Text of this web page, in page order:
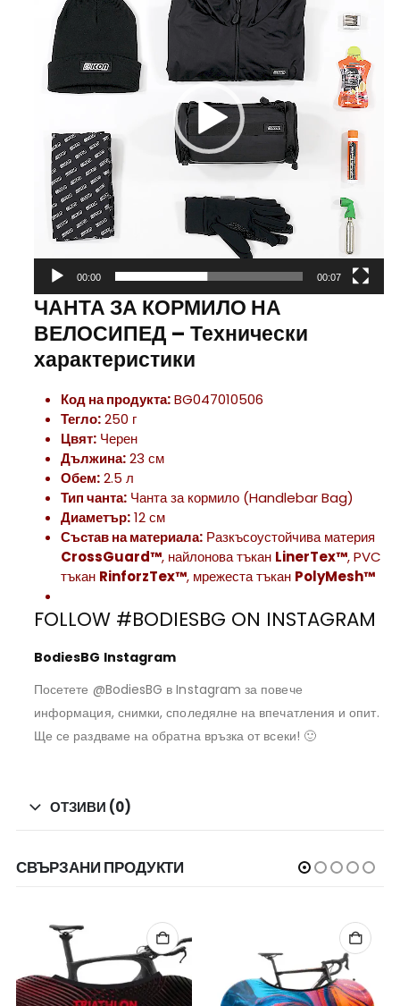
00:00 00:07
ЧАНТА ЗА КОРМИЛО НА
ВЕЛОСИПЕД – Технически
характеристики
Код на продукта:BG047010506
Тегло:250 г
Цвят:Черен
Дължина:23 см
Обем:2.5 л
Тип чанта:Чанта за кормило (Handlebar Bag)
Диаметър:12 см
Състав на материала:Разкъсоустойчива материя
CrossGuard™, найлонова тъкан LinerTex™, PVC
тъкан RinforzTex™, мрежеста тъкан PolyMesh™
FOLLOW #BODIESBG ON INSTAGRAM
BodiesBG Instagram
Посетете @BodiesBG в Instagram за повече
информация, снимки, споледялне на впечатления и опит.
Ще се раздваме на обратна връзка от всеки! 🙂
ОТЗИВИ (0)
СВЪРЗАНИ ПРОДУКТИ